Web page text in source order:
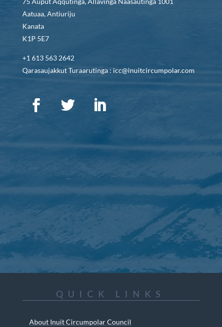
Aatuaa, Antiuriju
Kanata
K1P 5E7
+1 613 563 2642
Qarasaujakkut Turaarutinga : icc@inuitcircumpolar.com
QUICK LINKS
About Inuit Circumpolar Council